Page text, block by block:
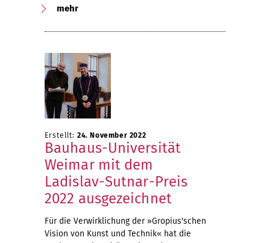
mehr
Erstellt: 24. November 2022
Bauhaus-Universität
Weimar mit dem
Ladislav-Sutnar-Preis
2022 ausgezeichnet
Für die Verwirklichung der »Gropius'schen
Vision von Kunst und Technik« hat die